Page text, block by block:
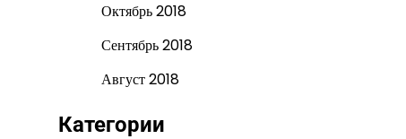
Октябрь 2018
Сентябрь 2018
Август 2018
Категории